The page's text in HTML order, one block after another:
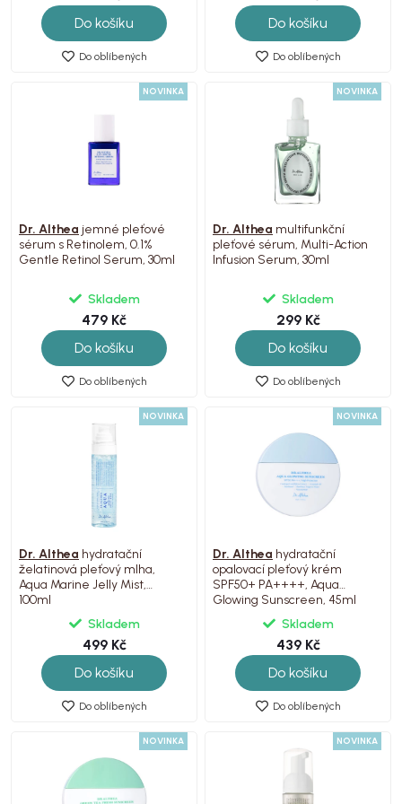
Do košíku
Do oblíbených
Do košíku
Do oblíbených
NOVINKA
Dr. Althea jemné pleťové
sérum s Retinolem, 0.1%
Gentle Retinol Serum, 30ml
Skladem
479 Kč
Do košíku
Do oblíbených
NOVINKA
Dr. Althea multifunkční
pleťové sérum, Multi-Action
Infusion Serum, 30ml
Skladem
299 Kč
Do košíku
Do oblíbených
NOVINKA
Dr. Althea hydratační
želatinová pleťový mlha,
Aqua Marine Jelly Mist,
100ml
Skladem
499 Kč
Do košíku
Do oblíbených
NOVINKA
Dr. Althea hydratační
opalovací pleťový krém
SPF50+ PA++++, Aqua
Glowing Sunscreen, 45ml
Skladem
439 Kč
Do košíku
Do oblíbených
NOVINKA NOVINKA